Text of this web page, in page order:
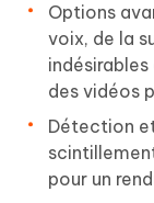
Options
voix, de la
des vidéos
Détection
pour un